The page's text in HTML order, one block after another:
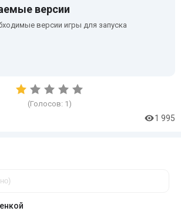
версии
версии игры для запуска
(Голосов: 1 )
1 995